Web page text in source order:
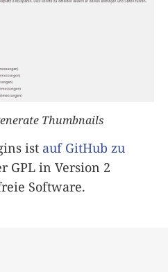
Thumbnails
ist auf GitHub zu
GPL in Version 2
Software.